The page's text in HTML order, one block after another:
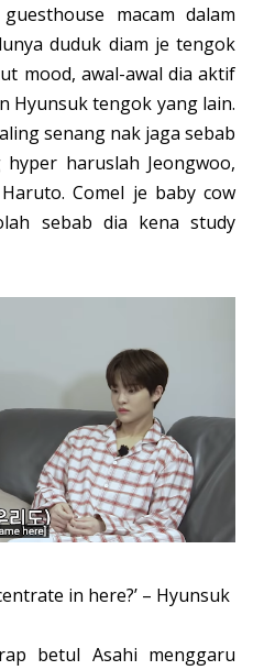
macam dalam
duduk diam je tengok
mood, awal-awal dia aktif
Hyunsuk tengok yang lain.
senang nak jaga sebab
haruslah Jeongwoo,
Comel je baby cow
sebab dia kena study
in here?’ – Hyunsuk
betul Asahi menggaru